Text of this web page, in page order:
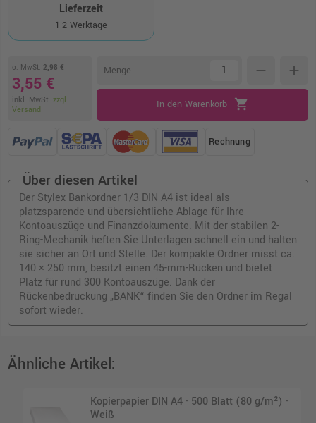
Lieferzeit
1-2 Werktage
o. MwSt. 2,98 €
3,55 €
inkl. MwSt. zzgl.
Versand
Menge remove add
In den Warenkorb shopping_cart
Rechnung
Über diesen Artikel
Der Stylex Bankordner 1/3 DIN A4 ist ideal als
platzsparende und übersichtliche Ablage für Ihre
Kontoauszüge und Finanzdokumente. Mit der stabilen 2-
Ring-Mechanik heften Sie Unterlagen schnell ein und halten
sie sicher an Ort und Stelle. Der kompakte Ordner misst ca.
140 × 250 mm, besitzt einen 45-mm-Rücken und bietet
Platz für rund 300 Kontoauszüge. Dank der
Rückenbedruckung „BANK“ finden Sie den Ordner im Regal
sofort wieder.
Ähnliche Artikel:
Kopierpapier DIN A4 · 500 Blatt (80 g/m²) ·
Weiß